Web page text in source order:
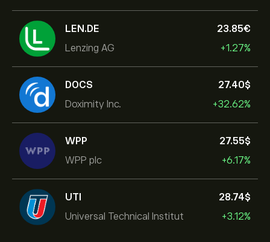
LEN.DE
Lenzing AG
23.85‎€‎
+1.27%
DOCS
Doximity Inc.
27.40‎$‎
+32.62%
WPP
WPP plc
27.55‎$‎
+6.17%
UTI
Universal Technical Institut
28.74‎$‎
+3.12%